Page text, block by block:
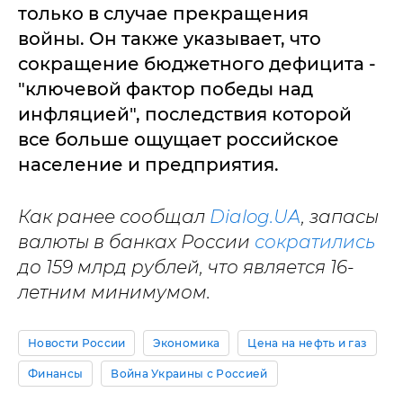
только в случае прекращения
войны. Он также указывает, что
сокращение бюджетного дефицита -
"ключевой фактор победы над
инфляцией", последствия которой
все больше ощущает российское
население и предприятия.
Как ранее сообщал Dialog.UA, запасы
валюты в банках России сократились
до 159 млрд рублей, что является 16-
летним минимумом.
Новости России Экономика Цена на нефть и газ
Финансы Война Украины с Россией